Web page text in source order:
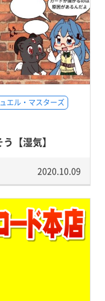
エル・マスターズ
【湿気】
2020.10.09